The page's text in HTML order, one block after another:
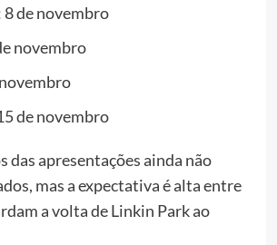
8 de novembro
novembro
de novembro
das apresentações ainda não
mas a expectativa é alta entre
a volta de Linkin Park ao